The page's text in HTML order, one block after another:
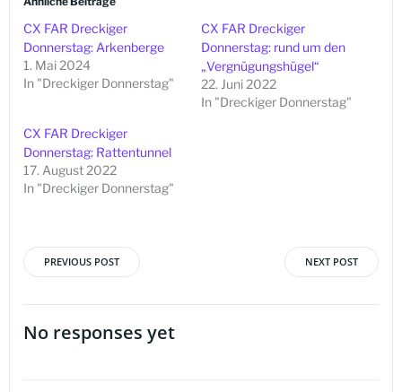
CX FAR Dreckiger
Donnerstag: Arkenberge
1. Mai 2024
In "Dreckiger Donnerstag"
CX FAR Dreckiger
Donnerstag: rund um den
„Vergnügungshügel“
22. Juni 2022
In "Dreckiger Donnerstag"
CX FAR Dreckiger
Donnerstag: Rattentunnel
17. August 2022
In "Dreckiger Donnerstag"
Beitragsnavigation
PREVIOUS POST NEXT POST
No responses yet